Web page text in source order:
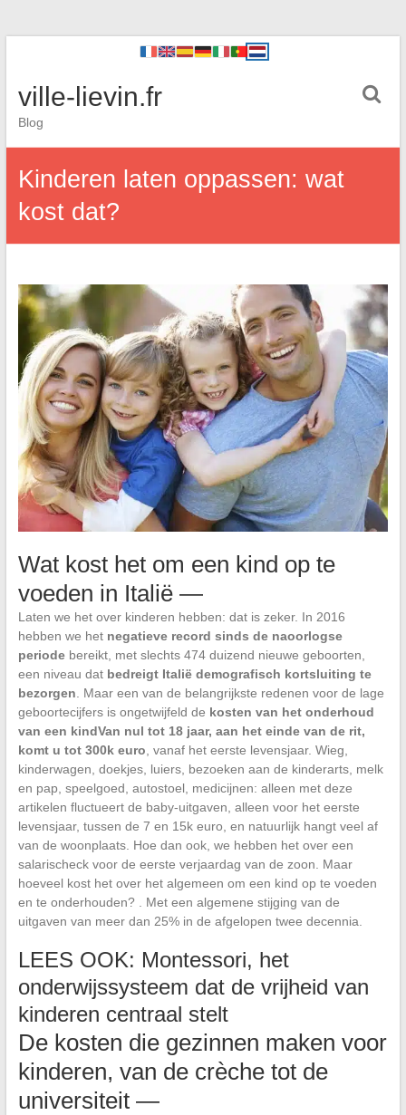
ville-lievin.fr
Blog
Kinderen laten oppassen: wat
kost dat?
Wat kost het om een kind op te
voeden in Italië —
Laten we het over kinderen hebben: dat is zeker. In 2016
hebben we het negatieve record sinds de naoorlogse
periodebereikt, met slechts 474 duizend nieuwe geboorten,
een niveau dat bedreigt Italië demografisch kortsluiting te
bezorgen . Maar een van de belangrijkste redenen voor de lage
geboortecijfers is ongetwijfeld de kosten van het onderhoud
van een kindVan nul tot 18 jaar, aan het einde van de rit,
komt u tot 300k euro , vanaf het eerste levensjaar. Wieg,
kinderwagen, doekjes, luiers, bezoeken aan de kinderarts, melk
en pap, speelgoed, autostoel, medicijnen: alleen met deze
artikelen fluctueert de baby-uitgaven, alleen voor het eerste
levensjaar, tussen de 7 en 15k euro, en natuurlijk hangt veel af
van de woonplaats. Hoe dan ook, we hebben het over een
salarischeck voor de eerste verjaardag van de zoon. Maar
hoeveel kost het over het algemeen om een kind op te voeden
en te onderhouden? . Met een algemene stijging van de
uitgaven van meer dan 25% in de afgelopen twee decennia.
LEES OOK: Montessori, het
onderwijssysteem dat de vrijheid van
kinderen centraal stelt
De kosten die gezinnen maken voor
kinderen, van de crèche tot de
universiteit —